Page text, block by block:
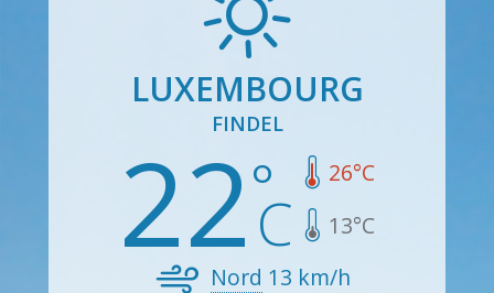
LUXEMBOURG
FINDEL
22 26°C
13°C
Nord 13 km/h